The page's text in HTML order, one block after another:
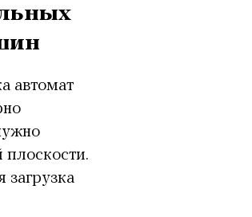
автомат
плоскости.
загрузка